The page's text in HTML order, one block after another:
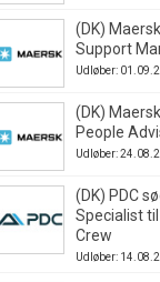
(DK)
Support
Udløber:
(DK)
People
Udløber:
(DK) PDC
Specialist
Crew
Udløber: